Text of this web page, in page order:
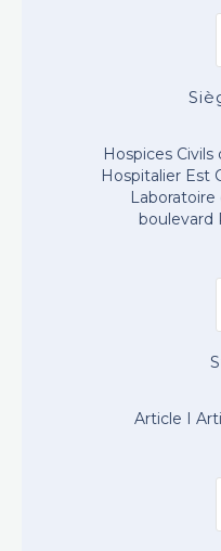
Hospices Civils
Hospitalier Est
boulevard
Article I